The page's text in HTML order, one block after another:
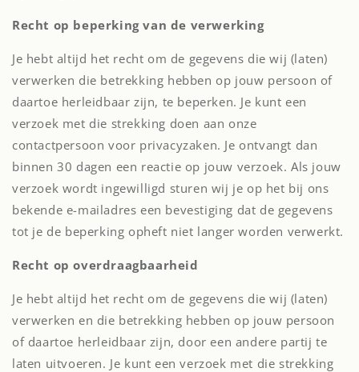
Recht op beperking van de verwerking
Je hebt altijd het recht om de gegevens die wij (laten)
verwerken die betrekking hebben op jouw persoon of
daartoe herleidbaar zijn, te beperken. Je kunt een
verzoek met die strekking doen aan onze
contactpersoon voor privacyzaken. Je ontvangt dan
binnen 30 dagen een reactie op jouw verzoek. Als jouw
verzoek wordt ingewilligd sturen wij je op het bij ons
bekende e-mailadres een bevestiging dat de gegevens
tot je de beperking opheft niet langer worden verwerkt.
Recht op overdraagbaarheid
Je hebt altijd het recht om de gegevens die wij (laten)
verwerken en die betrekking hebben op jouw persoon
of daartoe herleidbaar zijn, door een andere partij te
laten uitvoeren. Je kunt een verzoek met die strekking